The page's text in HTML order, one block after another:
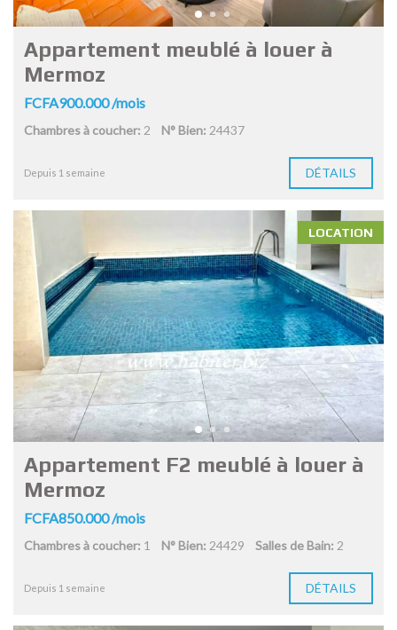
Appartement meublé à louer à
Mermoz
FCFA900.000 /mois
Chambres à coucher: 2 N° Bien: 24437
Depuis 1 semaine DÉTAILS
LOCATION
Appartement F2 meublé à louer à
Mermoz
FCFA850.000 /mois
Chambres à coucher: 1 N° Bien: 24429 Salles de Bain: 2
Depuis 1 semaine DÉTAILS